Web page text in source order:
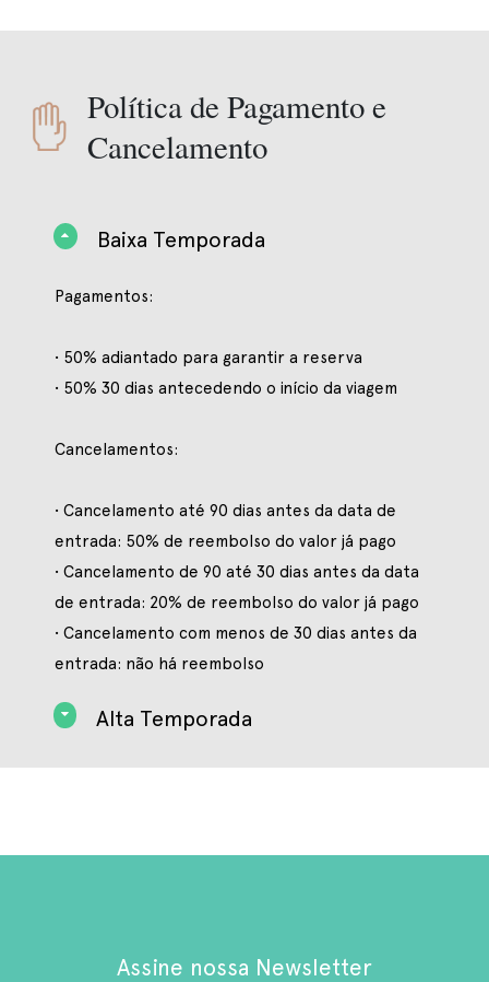
Política de Pagamento e
Cancelamento
Baixa Temporada
Pagamentos:
• 50% adiantado para garantir a reserva
• 50% 30 dias antecedendo o início da viagem
Cancelamentos:
• Cancelamento até 90 dias antes da data de
entrada: 50% de reembolso do valor já pago
• Cancelamento de 90 até 30 dias antes da data
de entrada: 20% de reembolso do valor já pago
• Cancelamento com menos de 30 dias antes da
entrada: não há reembolso
Alta Temporada
Assine nossa Newsletter